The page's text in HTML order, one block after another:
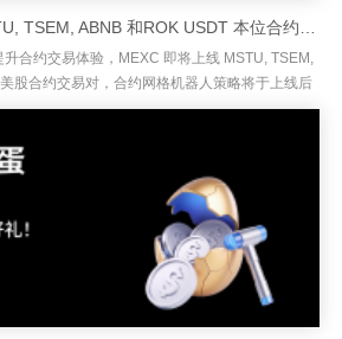
合约交易体验，MEXC 即将上线 MSTU, TSEM,
股合约交易对，合约网格机器人策略将于上线后
、高效...